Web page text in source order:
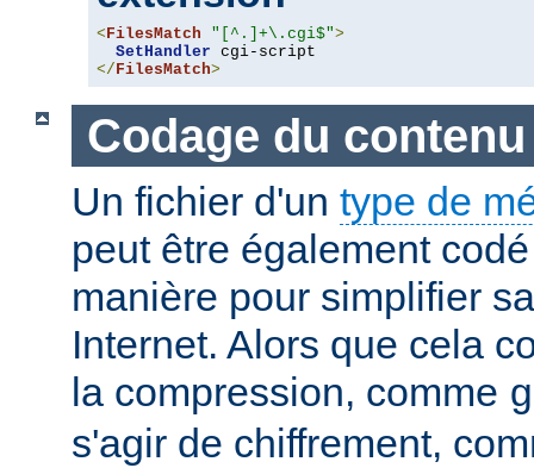
< FilesMatch "[^.]+\.cgi$">
SetHandler
</ FilesMatch>
Codage du contenu
Un fichier d'un type de
peut être également
manière pour simplifier
Internet. Alors que cela
la compression, comme
s'agir de chiffrement,